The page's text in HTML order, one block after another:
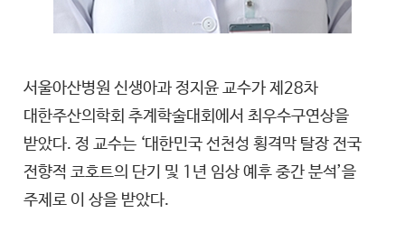
서울아산병원 신생아과 정지윤 교수가 제28차
대한주산의학회 추계학술대회에서 최우수구연상을
받았다. 정 교수는 ‘대한민국 선천성 횡격막 탈장 전국
전향적 코호트의 단기 및 1년 임상 예후 중간 분석’을
주제로 이 상을 받았다.